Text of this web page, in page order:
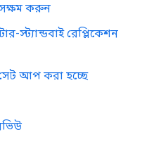
সক্ষম করুন
স্ট্যান্ডবাই রেপ্লিকেশন
আপ করা হচ্ছে